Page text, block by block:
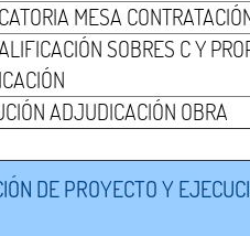
MESA
SOBRES C Y
ADJUDICACIÓN OBRA
DE PROYECTO Y